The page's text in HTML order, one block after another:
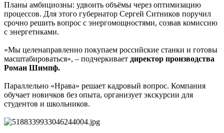
Планы амбициозны: удвоить объёмы через оптимизацию
процессов. Для этого губернатор Сергей Ситников поручил
срочно решить вопрос с энергомощностями, созвав комиссию
с энергетиками.
«Мы целенаправленно покупаем российские станки и готовы
масштабироваться», – подчеркивает директор производства
Роман Шимпф.
Параллельно «Нрава» решает кадровый вопрос. Компания
обучает новичков без опыта, организует экскурсии для
студентов и школьников.